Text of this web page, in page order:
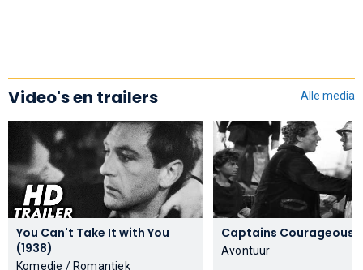
Video's en trailers Alle media
You Can't Take It with You
(1938)
Komedie / Romantiek
Avontuur